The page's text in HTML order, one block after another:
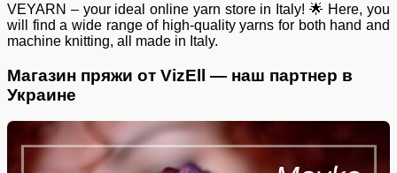
VEYARN – your ideal online yarn store in Italy! 🌟 Here, you
will find a wide range of high-quality yarns for both hand and
machine knitting, all made in Italy.
Магазин пряжи от VizEll — наш партнер в
Украине